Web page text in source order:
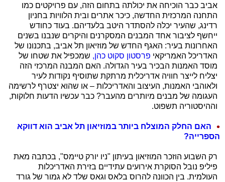
אביב כבר הוכיחה את יכולתה בתחום הזה, עם פרויקטים כמו
התחנה המרכזית החדשה, כיכר אתרים ובית הלוויות בחניון
רדינג, שהעיר יכלה להסתדר היטב בלעדיהם. בעוד כחודש
ייחשף לציבור אחד המבנים המסקרנים והיקרים שנבנו בשנים
האחרונות בעיר: האגף החדש של מוזיאון תל אביב, בתכנונו של
האדריכל האמריקאי פרסטון סקוט כהן, שמכפיל את שטחו של
מוסד האמנות הבכיר בעיר הגדולה. האם המבנה המרכזי הזה
יצליח לייצר חוויה אדריכלית מרתקת שתוסיף נקודות לעיר
ולאוהבי האמנות, העיצוב והאדריכלות – או שהוא יצטרף לרשימה
העגומה של מבנים מיותרים מהעבר? כבר עכשיו הדעות חלוקות,
וההיסטוריה תשפוט.
האם החלק המוצלח ביותר במוזיאון תל אביב הוא דווקא
הספרייה?
רק השבוע הוזכר המוזיאון בעיתון "ניו יורק טיימס", בכתבה מאת
פיליפ נובל הסוקרת אירועים עתידיים בזירת האדריכלות
העולמית. בין הכוונה להרוס בלאס וגאס שלד לא גמור של גורד